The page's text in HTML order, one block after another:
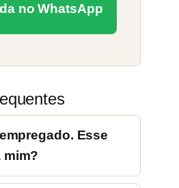
no WhatsApp
Esse
mim?